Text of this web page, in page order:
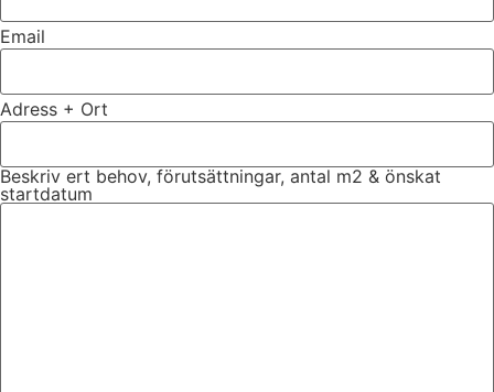
Email
Adress + Ort
Beskriv ert behov, förutsättningar, antal m2 & önskat
startdatum